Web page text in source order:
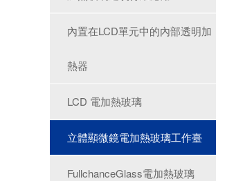
內置在LCD單元中的內部透明加
熱器
LCD 電加熱玻璃
立體顯微鏡電加熱玻璃工作臺
FullchanceGlass電加熱玻璃